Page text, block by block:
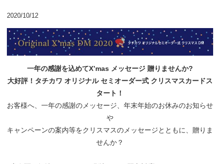
2020/10/12
一年の感謝を込めてX’mas メッセージ 贈りませんか?
大好評！タチカワ オリジナル セミオーダー式 クリスマスカードス
タート！
お客様へ、一年の感謝のメッセージ、年末年始のお休みのお知らせ
や
キャンペーンの案内等をクリスマスのメッセージとともに、贈りま
せんか？